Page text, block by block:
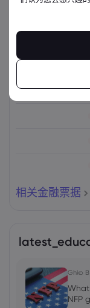
相关金融票据
Ghko B
What
NFP